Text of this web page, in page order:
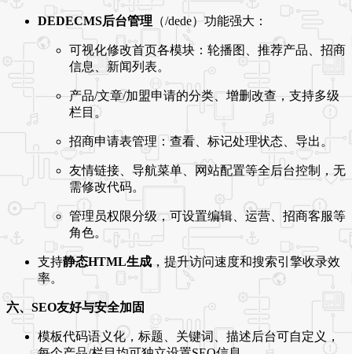
DEDECMS后台管理 （/dede）功能强大：
可视化修改首页各模块：轮播图、推荐产品、招商
信息、新闻列表。
产品/文章/加盟申请的分类、增删改查，支持多级
栏目。
招商申请表管理：查看、标记处理状态、导出。
友情链接、导航菜单、网站配置等全后台控制，无
需修改代码。
管理员权限分级，可设置编辑、运营、招商客服等
角色。
支持静态HTML生成，提升访问速度和搜索引擎收录效
率。
六、SEO友好与安全加固
模板代码语义化，标题、关键词、描述后台可自定义，